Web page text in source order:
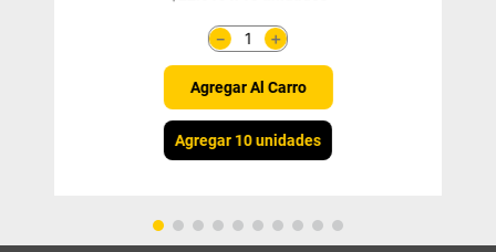
＋
－
Agregar Al Carro
Agregar 10 unidades